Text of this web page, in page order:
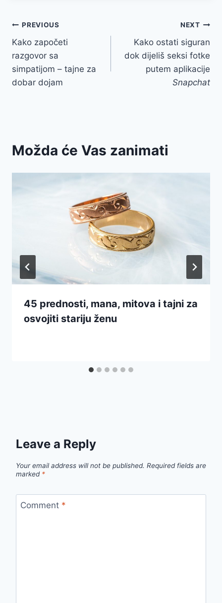
Post
navigation
PREVIOUS
Kako započeti
razgovor sa
simpatijom – tajne za
dobar dojam
NEXT
Kako ostati siguran
dok dijeliš seksi fotke
putem aplikacije
Snapchat
Možda će Vas zanimati
45 prednosti, mana, mitova i tajni za
osvojiti stariju ženu
Leave a Reply
Your email address will not be published. Required fields are
marked *
Comment *